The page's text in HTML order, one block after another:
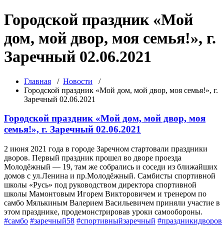
Городской праздник «Мой
дом, мой двор, моя семья!», г.
Заречный 02.06.2021
Главная / Новости /
Городской праздник «Мой дом, мой двор, моя семья!», г.
Заречный 02.06.2021
Городской праздник «Мой дом, мой двор, моя
семья!», г. Заречный 02.06.2021
2 июня 2021 года в городе Заречном стартовали праздники
дворов. Первый праздник прошел во дворе проезда
Молодёжный — 19, там же собрались и соседи из ближайших
домов с ул.Ленина и пр.Молодёжный. Самбисты спортивной
школы «Русь» под руководством директора спортивной
школы Мамонтовым Игорем Викторовичем и тренером по
самбо Мялькиным Валерием Васильевичем приняли участие в
этом празднике, продемонстрировав уроки самообороны.
#самбо #заречный58 #спортивныйзаречный #праздникидворов